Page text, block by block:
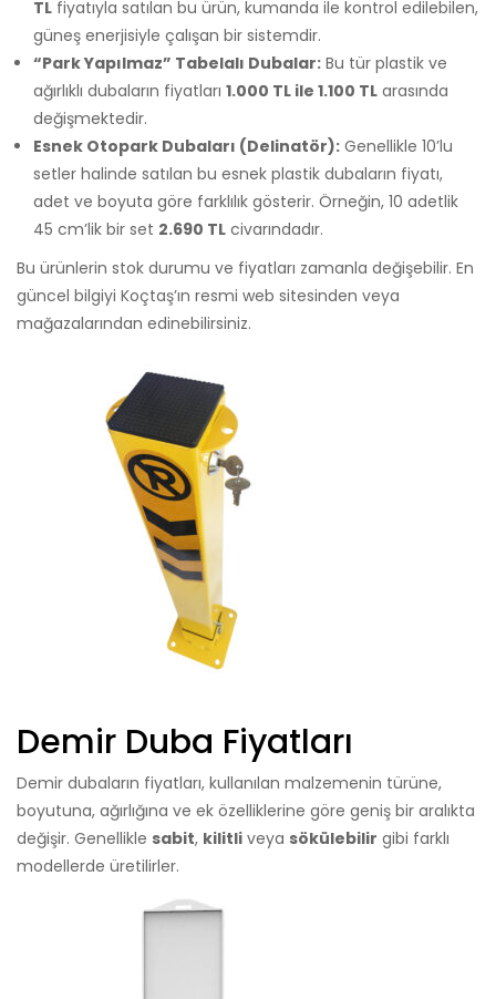
TL fiyatıyla satılan bu ürün, kumanda ile kontrol edilebilen,
güneş enerjisiyle çalışan bir sistemdir.
“Park Yapılmaz” Tabelalı Dubalar: Bu tür plastik ve
ağırlıklı dubaların fiyatları 1.000 TL ile 1.100 TL arasında
değişmektedir.
Esnek Otopark Dubaları (Delinatör): Genellikle 10’lu
setler halinde satılan bu esnek plastik dubaların fiyatı,
adet ve boyuta göre farklılık gösterir. Örneğin, 10 adetlik
45 cm’lik bir set 2.690 TL civarındadır.
Bu ürünlerin stok durumu ve fiyatları zamanla değişebilir. En
güncel bilgiyi Koçtaş’ın resmi web sitesinden veya
mağazalarından edinebilirsiniz.
Demir Duba Fiyatları
Demir dubaların fiyatları, kullanılan malzemenin türüne,
boyutuna, ağırlığına ve ek özelliklerine göre geniş bir aralıkta
değişir. Genellikle sabit, kilitli veya sökülebilir gibi farklı
modellerde üretilirler.